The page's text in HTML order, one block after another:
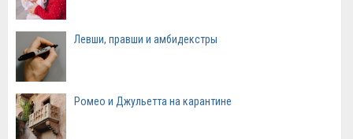
Левши, правши и амбидекстры
Ромео и Джульетта на карантине